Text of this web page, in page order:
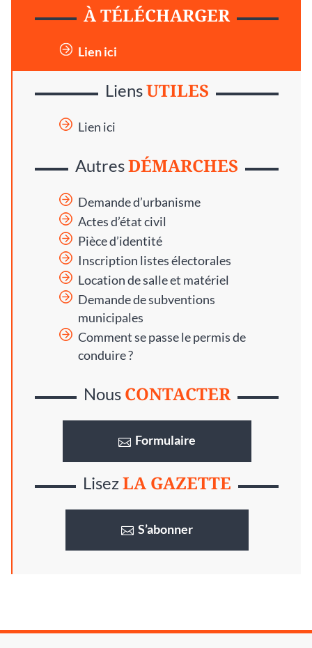
À TÉLÉCHARGER
Lien ici
LiensUTILES
Lien ici
AutresDÉMARCHES
Demande d’urbanisme
Actes d’état civil
Pièce d’identité
Inscription listes électorales
Location de salle et matériel
Demande de subventions
municipales
Comment se passe le permis de
conduire ?
Nous CONTACTER
Formulaire
LisezLA GAZETTE
S’abonner